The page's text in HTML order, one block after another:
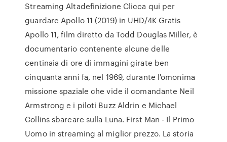
Streaming Altadefinizione Clicca qui per
guardare Apollo 11 (2019) in UHD/4K Gratis
Apollo 11, film diretto da Todd Douglas Miller, è
documentario contenente alcune delle
centinaia di ore di immagini girate ben
cinquanta anni fa, nel 1969, durante l'omonima
missione spaziale che vide il comandante Neil
Armstrong e i piloti Buzz Aldrin e Michael
Collins sbarcare sulla Luna. First Man - Il Primo
Uomo in streaming al miglior prezzo. La storia